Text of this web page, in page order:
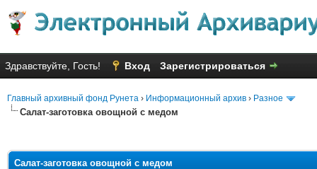
Здравствуйте, Гость! Вход Зарегистрироваться
Главный архивный фонд Рунета › Информационный архив › Разное
Салат-заготовка овощной с медом
Салат-заготовка овощной с медом